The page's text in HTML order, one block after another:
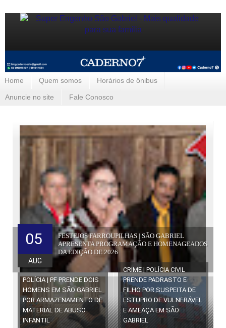
Home Quem somos Horários de ônibus
Anuncie no site Fale Conosco
FESTEJOS FARROUPILHAS | SÃO GABRIEL
APRESENTA PROGRAMAÇÃO E HOMENAGEADOS
DA EDIÇÃO DE 2026
05
AUG
POLÍCIA | PF PRENDE DOIS
HOMENS EM SÃO GABRIEL
POR ARMAZENAMENTO DE
MATERIAL DE ABUSO
INFANTIL
CRIME | POLÍCIA CIVIL
PRENDE PADRASTO E
FILHO POR SUSPEITA DE
ESTUPRO DE VULNERÁVEL
E AMEAÇA EM SÃO
GABRIEL